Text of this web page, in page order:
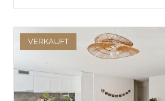
VERKAUFT